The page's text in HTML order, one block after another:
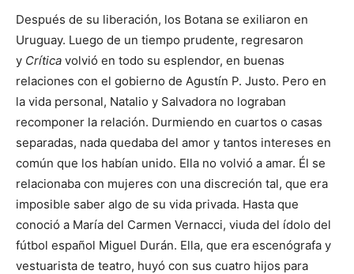
Después de su liberación, los Botana se exiliaron en
Uruguay. Luego de un tiempo prudente, regresaron
y Crítica volvió en todo su esplendor, en buenas
relaciones con el gobierno de Agustín P. Justo. Pero en
la vida personal, Natalio y Salvadora no lograban
recomponer la relación. Durmiendo en cuartos o casas
separadas, nada quedaba del amor y tantos intereses en
común que los habían unido. Ella no volvió a amar. Él se
relacionaba con mujeres con una discreción tal, que era
imposible saber algo de su vida privada. Hasta que
conoció a María del Carmen Vernacci, viuda del ídolo del
fútbol español Miguel Durán. Ella, que era escenógrafa y
vestuarista de teatro, huyó con sus cuatro hijos para